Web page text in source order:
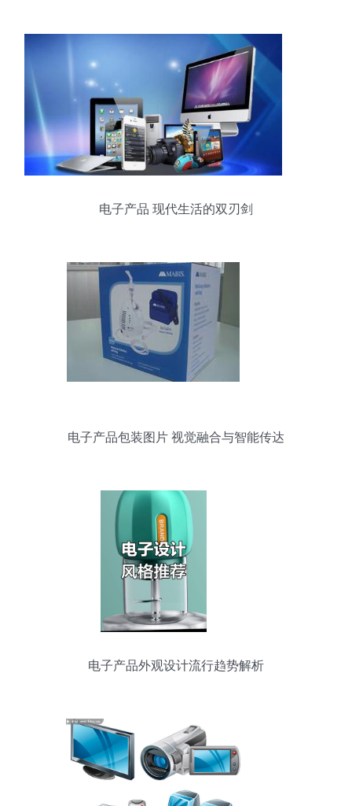
电子产品 现代生活的双刃剑
电子产品包装图片 视觉融合与智能传达
电子产品外观设计流行趋势解析